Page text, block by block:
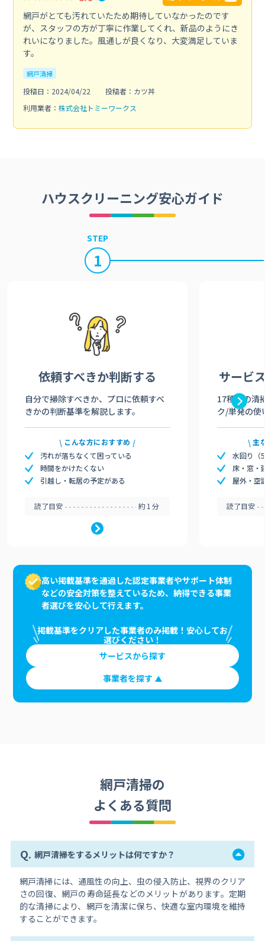
網戸がとても汚れていたため期待していなかったのです
が、スタッフの方が丁寧に作業してくれ、新品のようにき
れいになりました。風通しが良くなり、大変満足していま
す。
網戸清掃
投稿日：2024/04/22
投稿者：カツ丼
利用業者： 株式会社トミーワークス
ハウスクリーニング安心ガイド
STEP
1
依頼すべきか判断する
自分で掃除すべきか、プロに依頼すべ
きかの判断基準を解説します。
こんな方におすすめ
汚れが落ちなくて困っている
時間をかけたくない
引越し・転居の予定がある
読了目安 約1分
サービ
17種類の清
ク/単発の使
主
水回り（
床・窓・
屋外・空
読了目安
高い掲載基準を通過した認定事業者やサポート体制
などの安全対策を整えているため、納得できる事業
者選びを安心して行えます。
掲載基準をクリアした事業者のみ掲載！安心してお
選びください！
サービスから探す
事業者を探す
網戸清掃の
よくある質問
Q. 網戸清掃をするメリットは何ですか？
網戸清掃には、通風性の向上、虫の侵入防止、視界のクリア
さの回復、網戸の寿命延長などのメリットがあります。定期
的な清掃により、網戸を清潔に保ち、快適な室内環境を維持
することができます。